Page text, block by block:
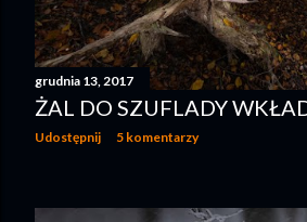
grudnia 13, 2017
ŻAL DO SZUFLADY
Udostępnij 5 komentarzy